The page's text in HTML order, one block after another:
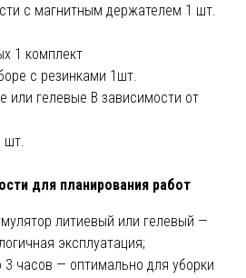
с магнитным держателем 1 шт.
1 комплект
с резинками 1шт.
или гелевые В зависимости от
шт.
для планирования работ
литиевый или гелевый —
эксплуатация;
3 часов — оптимально для уборки